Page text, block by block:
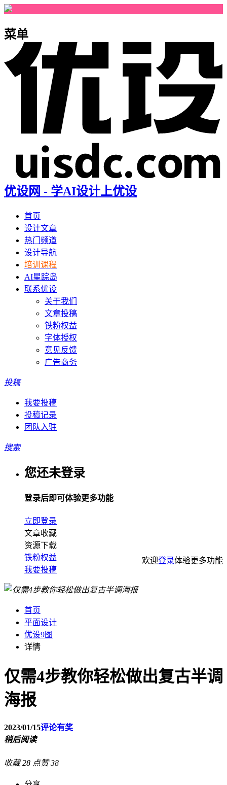
菜单
优设网 - 学AI设计上优设
首页
设计文章
热门频道
设计导航
培训课程
AI星踪岛
联系优设
关于我们
文章投稿
铁粉权益
字体授权
意见反馈
广告商务
投稿
我要投稿
投稿记录
团队入驻
搜索
您还未登录
登录后即可体验更多功能
立即登录
文章收藏
资源下载
铁粉权益
我要投稿
首页
平面设计
优设9图
详情
仅需4步教你轻松做出复古半调
海报
2023/01/15评论有奖
稍后阅读
收藏 28 点赞 38
欢迎登录体验更多功能